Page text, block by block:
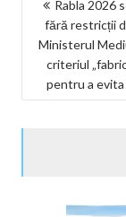
ARTICOLE
Rabla 2026
fără restricții
Ministerul
criteriul
pentru a